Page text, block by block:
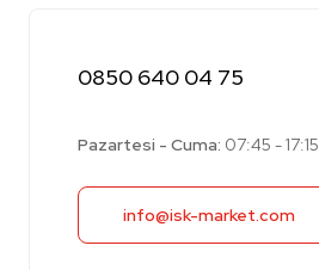
0850 640 04 75
Pazartesi - Cuma: 07:45 - 17:15
info@isk-market.com